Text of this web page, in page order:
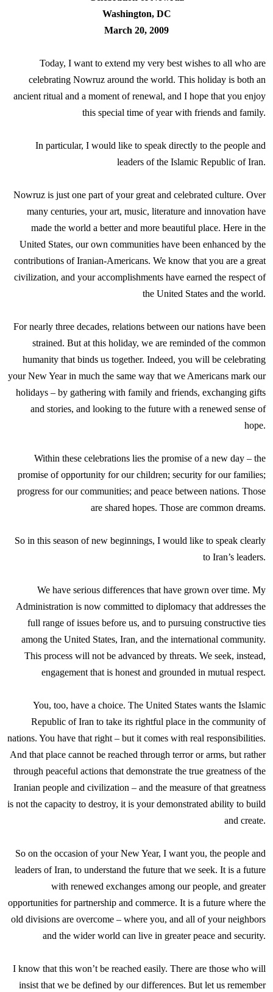
Washington, DC
March 20, 2009
Today, I want to extend my very best wishes to all who are
celebrating Nowruz around the world. This holiday is both an
ancient ritual and a moment of renewal, and I hope that you enjoy
this special time of year with friends and family.
In particular, I would like to speak directly to the people and
leaders of the Islamic Republic of Iran.
Nowruz is just one part of your great and celebrated culture. Over
many centuries, your art, music, literature and innovation have
made the world a better and more beautiful place. Here in the
United States, our own communities have been enhanced by the
contributions of Iranian-Americans. We know that you are a great
civilization, and your accomplishments have earned the respect of
the United States and the world.
For nearly three decades, relations between our nations have been
strained. But at this holiday, we are reminded of the common
humanity that binds us together. Indeed, you will be celebrating
your New Year in much the same way that we Americans mark our
holidays – by gathering with family and friends, exchanging gifts
and stories, and looking to the future with a renewed sense of
hope.
Within these celebrations lies the promise of a new day – the
promise of opportunity for our children; security for our families;
progress for our communities; and peace between nations. Those
are shared hopes. Those are common dreams.
So in this season of new beginnings, I would like to speak clearly
to Iran’s leaders.
We have serious differences that have grown over time. My
Administration is now committed to diplomacy that addresses the
full range of issues before us, and to pursuing constructive ties
among the United States, Iran, and the international community.
This process will not be advanced by threats. We seek, instead,
engagement that is honest and grounded in mutual respect.
You, too, have a choice. The United States wants the Islamic
Republic of Iran to take its rightful place in the community of
nations. You have that right – but it comes with real responsibilities.
And that place cannot be reached through terror or arms, but rather
through peaceful actions that demonstrate the true greatness of the
Iranian people and civilization – and the measure of that greatness
is not the capacity to destroy, it is your demonstrated ability to build
and create.
So on the occasion of your New Year, I want you, the people and
leaders of Iran, to understand the future that we seek. It is a future
with renewed exchanges among our people, and greater
opportunities for partnership and commerce. It is a future where the
old divisions are overcome – where you, and all of your neighbors
and the wider world can live in greater peace and security.
I know that this won’t be reached easily. There are those who will
insist that we be defined by our differences. But let us remember